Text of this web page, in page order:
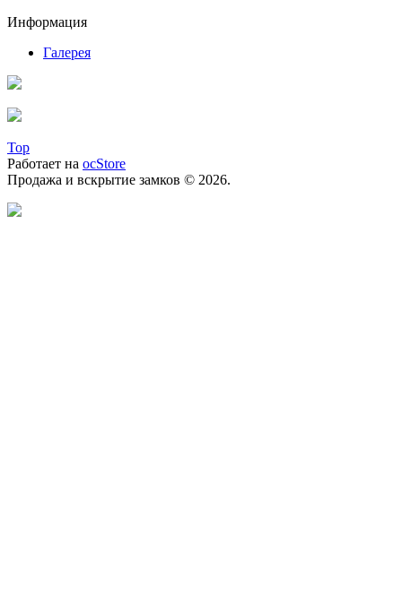
Информация
Галерея
Top
Работает на ocStore
Продажа и вскрытие замков © 2026.